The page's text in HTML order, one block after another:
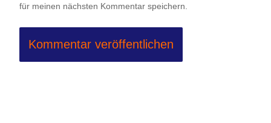
für meinen nächsten Kommentar speichern.